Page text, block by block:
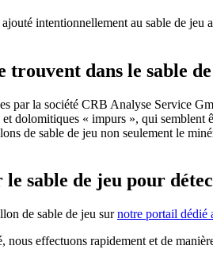
intentionnellement au sable de
trouvent dans le sable
par la société CRB Analyse Service
dolomitiques « impurs », qui
de sable de jeu non seulement le
sable de jeu pour
de sable de jeu surnotre portail dédié
nous effectuons rapidement et de